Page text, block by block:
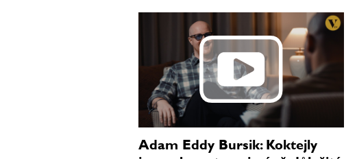
Adam Eddy Bursik: Koktejly